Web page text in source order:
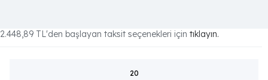
2.448,89 TL'den başlayan taksit seçenekleri için tıklayın.
20